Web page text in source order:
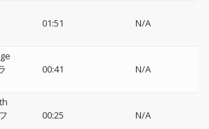
01:51 N/A
00:41 N/A
00:25 N/A